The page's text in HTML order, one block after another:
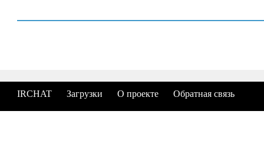
IRCHAT Загрузки О проекте Обратная связь